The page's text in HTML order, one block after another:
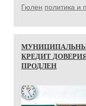
Гюлен политика и
КРЕДИТ
ПРОДЛЕН